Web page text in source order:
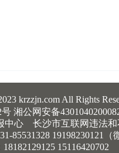
krzzjn.com All Rights
湘公网安备
中心
长沙市互联网违法
85531328 19198230121（
15116420702